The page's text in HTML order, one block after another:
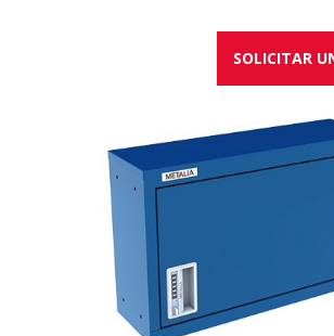
SOLICITAR